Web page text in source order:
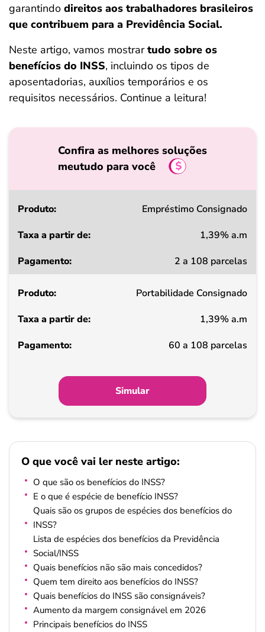
garantindo direitos aos trabalhadores brasileiros
que contribuem para a Previdência Social.
Neste artigo, vamos mostrartudo sobre os
benefícios do INSS, incluindo os tipos de
aposentadorias, auxílios temporários e os
requisitos necessários. Continue a leitura!
Confira as melhores soluções
meutudo para você
Produto
a
de
Pagamento
Empréstimo Consignado
1,39% a.m
2 a 108 parcelas
Portabilidade Consignado
1,39% a.m
60 a 108 parcelas
Simular
O que você vai ler neste artigo:
O que são os benefícios do INSS?
E o que é espécie de benefício INSS?
Quais são os grupos de espécies dos benefícios do
INSS?
Lista de espécies dos benefícios da Previdência
Social/INSS
Quais benefícios não são mais concedidos?
Quem tem direito aos benefícios do INSS?
Quais benefícios do INSS são consignáveis?
Aumento da margem consignável em 2026
Principais benefícios do INSS